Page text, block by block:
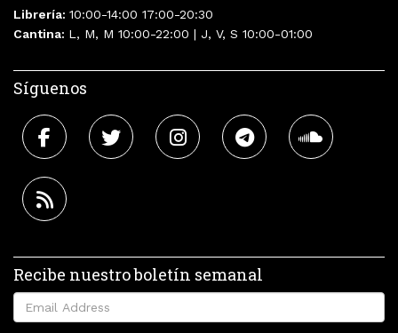
Librería: 10:00-14:00 17:00-20:30
Cantina: L, M, M 10:00-22:00 | J, V, S 10:00-01:00
Síguenos
Recibe nuestro boletín semanal